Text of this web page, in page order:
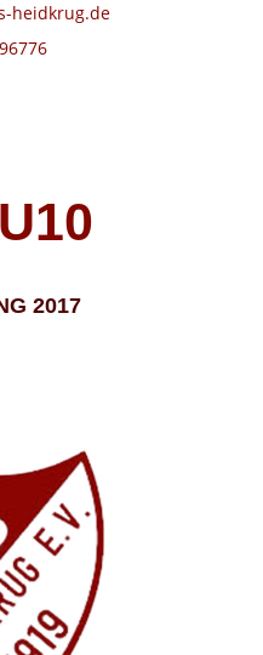
heidkrug.de
2017